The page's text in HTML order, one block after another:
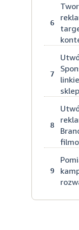
6
7
8
9